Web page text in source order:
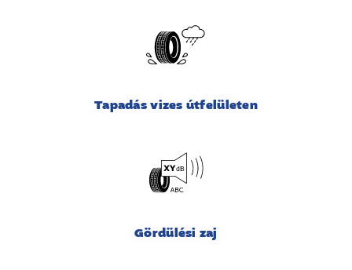
Tapadás vizes útfelületen
Gördülési zaj